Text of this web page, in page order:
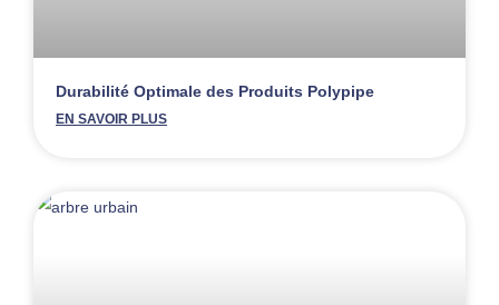
Durabilité Optimale des Produits Polypipe
EN SAVOIR PLUS